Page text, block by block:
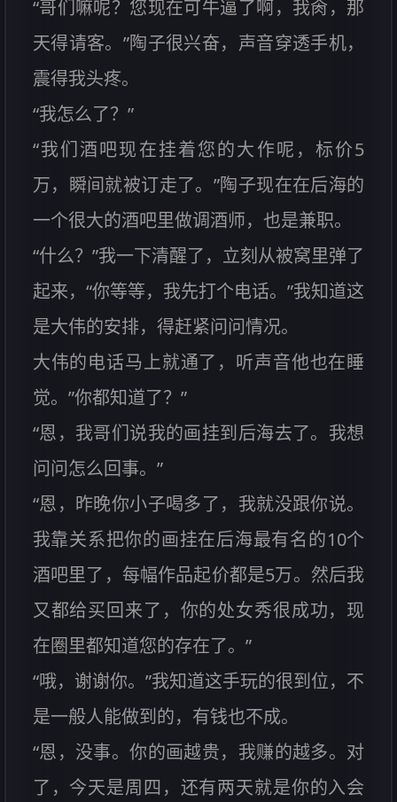
“哥们嘛呢？您现在可牛逼了啊，我肏，那
天得请客。”陶子很兴奋，声音穿透手机，
震得我头疼。
“我怎么了？”
“我们酒吧现在挂着您的大作呢，标价5
万，瞬间就被订走了。”陶子现在在后海的
一个很大的酒吧里做调酒师，也是兼职。
“什么？”我一下清醒了，立刻从被窝里弹了
起来，“你等等，我先打个电话。”我知道这
是大伟的安排，得赶紧问问情况。
大伟的电话马上就通了，听声音他也在睡
觉。”你都知道了？”
“恩，我哥们说我的画挂到后海去了。我想
问问怎么回事。”
“恩，昨晚你小子喝多了，我就没跟你说。
我靠关系把你的画挂在后海最有名的10个
酒吧里了，每幅作品起价都是5万。然后我
又都给买回来了，你的处女秀很成功，现
在圈里都知道您的存在了。”
“哦，谢谢你。”我知道这手玩的很到位，不
是一般人能做到的，有钱也不成。
“恩，没事。你的画越贵，我赚的越多。对
了，今天是周四，还有两天就是你的入会